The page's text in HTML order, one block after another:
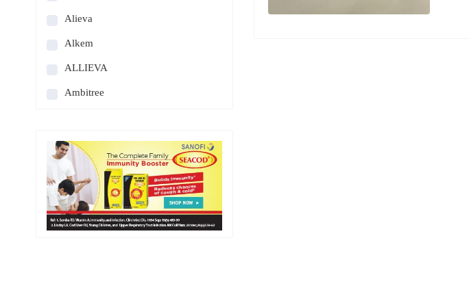
Alieva
Alkem
ALLIEVA
Ambitree
Astellas
AstraZeneca
Astrica
Azista